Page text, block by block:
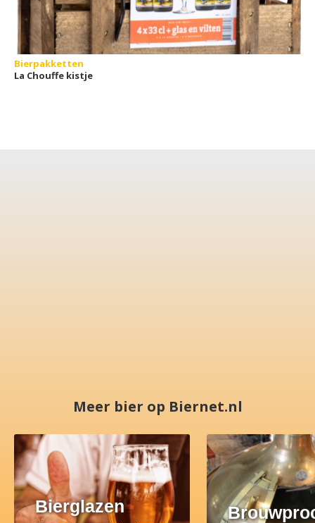
Bierpakketten
La Chouffe kistje
Meer bier op Biernet.nl
Bierglazen